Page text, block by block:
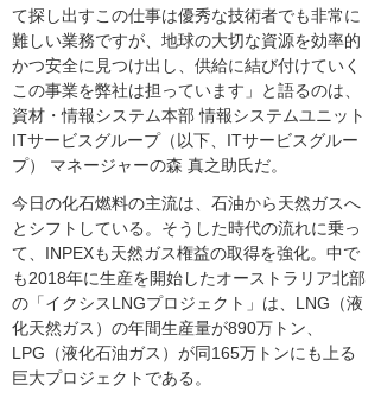
て探し出すこの仕事は優秀な技術者でも非常に
難しい業務ですが、地球の大切な資源を効率的
かつ安全に見つけ出し、供給に結び付けていく
この事業を弊社は担っています」と語るのは、
資材・情報システム本部 情報システムユニット
ITサービスグループ（以下、ITサービスグルー
プ） マネージャーの森 真之助氏だ。
今日の化石燃料の主流は、石油から天然ガスへ
とシフトしている。そうした時代の流れに乗っ
て、INPEXも天然ガス権益の取得を強化。中で
も2018年に生産を開始したオーストラリア北部
の「イクシスLNGプロジェクト」は、LNG（液
化天然ガス）の年間生産量が890万トン、
LPG（液化石油ガス）が同165万トンにも上る
巨大プロジェクトである。